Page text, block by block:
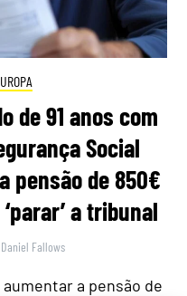
de 91 anos com
Social
pensão de 850€
a tribunal
Daniel Fallows
a pensão de